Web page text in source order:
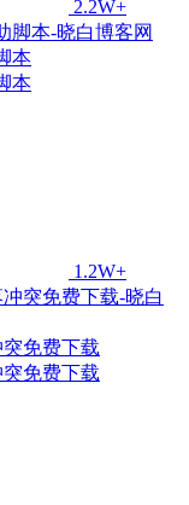
2.2W+
本
本
1.2W+
免费下载
免费下载